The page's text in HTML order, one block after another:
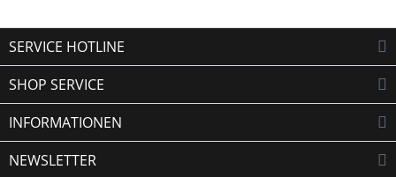
SERVICE HOTLINE
SHOP SERVICE
INFORMATIONEN
NEWSLETTER